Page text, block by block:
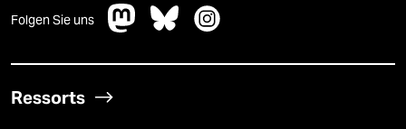
Folgen Sie uns
Ressorts